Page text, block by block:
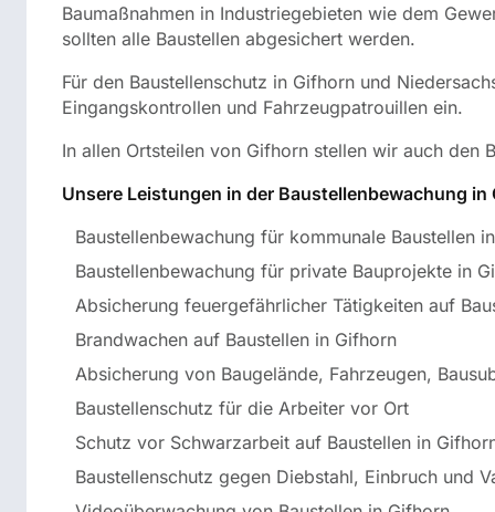
Baumaßnahmen in Industriegebieten wie dem
sollten alle Baustellen abgesichert werden.
Für den Baustellenschutz in Gifhorn und
Eingangskontrollen und Fahrzeugpatrouillen ein.
In allen Ortsteilen von Gifhorn stellen wir auch den
Unsere Leistungen in der Baustellenbewachung in
Baustellenbewachung für kommunale Baustellen
Baustellenbewachung für private Bauprojekte in
Absicherung feuergefährlicher Tätigkeiten auf
Brandwachen auf Baustellen in Gifhorn
Absicherung von Baugelände, Fahrzeugen,
Baustellenschutz für die Arbeiter vor Ort
Schutz vor Schwarzarbeit auf Baustellen in
Baustellenschutz gegen Diebstahl, Einbruch und